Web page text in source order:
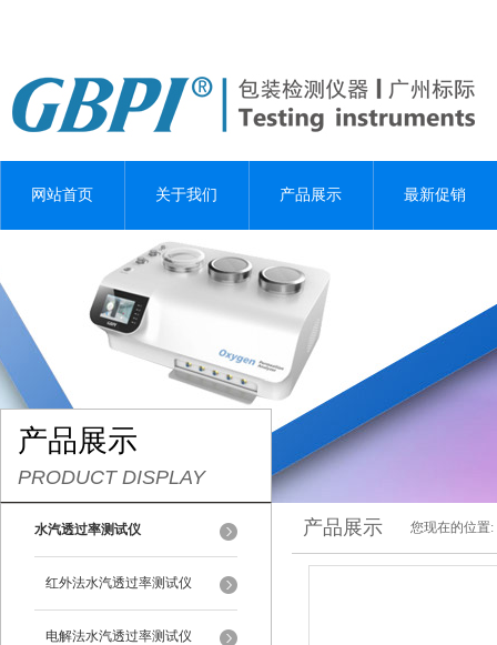
网站首页 关于我们 产品展示 最新促销
产品展示
PRODUCT DISPLAY
水汽透过率测试仪
红外法水汽透过率测试仪
电解法水汽透过率测试仪
产品展示 您现在的位置: